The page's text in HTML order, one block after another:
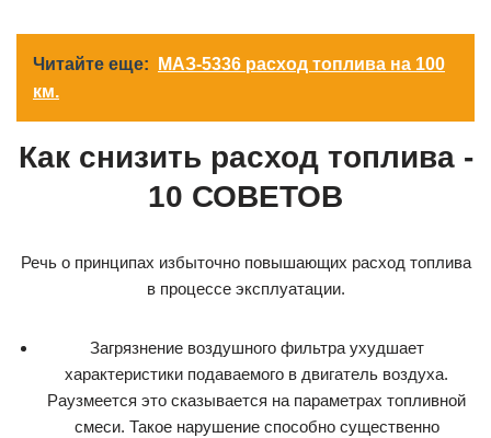
Читайте еще:
МАЗ-5336 расход топлива на 100
км.
Как снизить расход топлива -
10 СОВЕТОВ
Речь о принципах избыточно повышающих расход топлива
в процессе эксплуатации.
Загрязнение воздушного фильтра ухудшает
характеристики подаваемого в двигатель воздуха.
Раузмеется это сказывается на параметрах топливной
смеси. Такое нарушение способно существенно